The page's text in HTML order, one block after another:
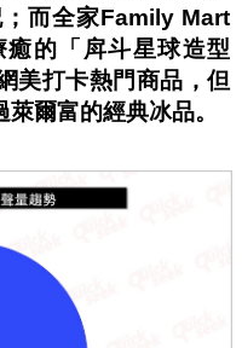
而全家Family Mart
的「 戽斗星球造型
美打卡熱門商品，但
爾富的經典冰品。